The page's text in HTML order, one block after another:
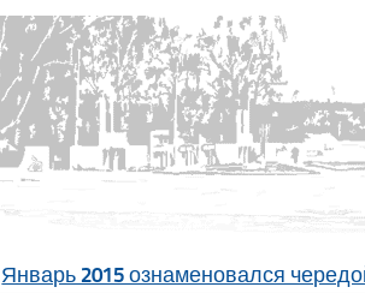
Январь 2015 ознаменовался